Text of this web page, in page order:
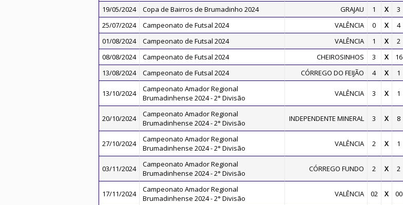
19/05/2024
Copa de Bairros de Brumadinho 2024 GRAJAU 1 X 3
25/07/2024
Campeonato de Futsal 2024 VALÊNCIA 0 X 4
01/08/2024
Campeonato de Futsal 2024 VALÊNCIA 1 X 2
08/08/2024
Campeonato de Futsal 2024 CHEIROSINHOS 3 X 16
13/08/2024
Campeonato de Futsal 2024 CÓRREGO DO FEIJÃO 4 X 1
13/10/2024
Campeonato Amador Regional
Brumadinhense 2024 - 2° Divisão
VALÊNCIA 3 X 1
20/10/2024
Campeonato Amador Regional
Brumadinhense 2024 - 2° Divisão
INDEPENDENTE MINERAL 3 X 8
27/10/2024
Campeonato Amador Regional
Brumadinhense 2024 - 2° Divisão
VALÊNCIA 2 X 1
03/11/2024
Campeonato Amador Regional
Brumadinhense 2024 - 2° Divisão
CÓRREGO FUNDO 2 X 2
17/11/2024
Campeonato Amador Regional
Brumadinhense 2024 - 2° Divisão
VALÊNCIA 02 X 00